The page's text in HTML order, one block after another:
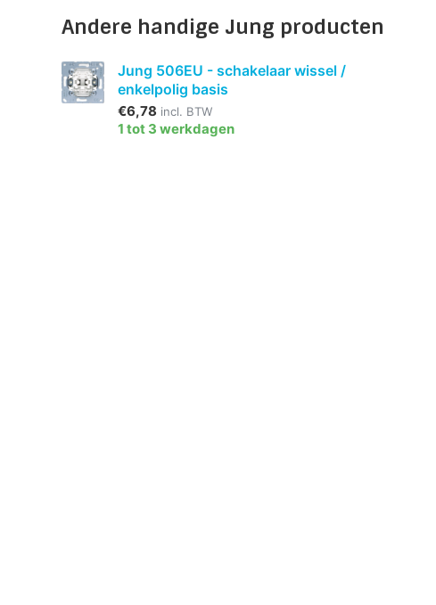
Andere handige Jung producten
Jung 506EU - schakelaar wissel /
enkelpolig basis
€6,78 incl. BTW
1 tot 3 werkdagen